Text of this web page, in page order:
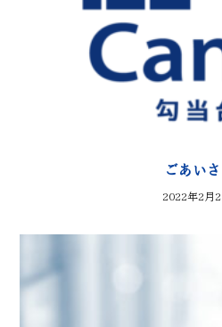
ごあい
2022年2月